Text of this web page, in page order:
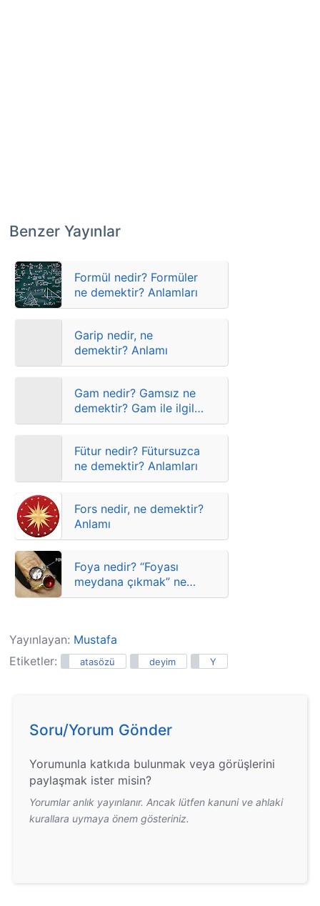
Benzer Yayınlar
Formül nedir? Formüler
ne demektir? Anlamları
Garip nedir, ne
demektir? Anlamı
Gam nedir? Gamsız ne
demektir? Gam ile ilgili
atasözleri, deyimler ve
Fütur nedir? Fütursuzca
ne demektir? Anlamları
Fors nedir, ne demektir?
Anlamı
Foya nedir? “Foyası
meydana çıkmak” ne
demektir? Anlamları
Yayınlayan: Mustafa
Etiketler:
atasözü deyim Y
Soru/Yorum Gönder
Yorumunla katkıda bulunmak veya görüşlerini
paylaşmak ister misin?
Yorumlar anlık yayınlanır. Ancak lütfen kanuni ve ahlaki
kurallara uymaya önem gösteriniz.